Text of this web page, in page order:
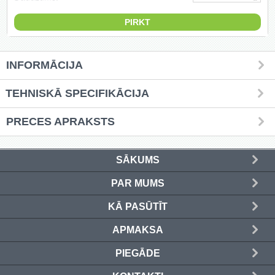
INFORMĀCIJA
TEHNISKĀ SPECIFIKĀCIJA
PRECES APRAKSTS
SĀKUMS
PAR MUMS
KĀ PASŪTĪT
APMAKSA
PIEGĀDE
Griešanas diski un zāģa asmeņi
(50)
Krāsošanas instrumenti (133)